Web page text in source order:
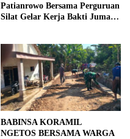
Patianrowo Bersama Perguruan
Silat Gelar Kerja Bakti Jumat
BABINSA KORAMIL
NGETOS BERSAMA WARGA